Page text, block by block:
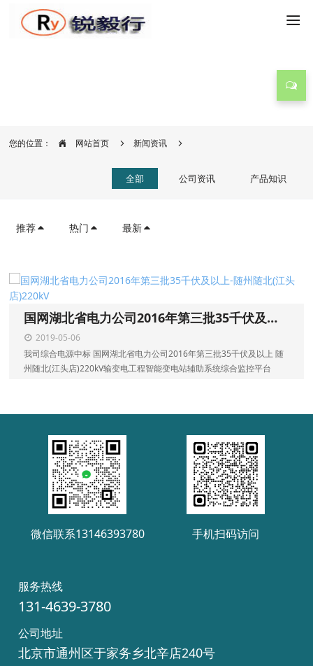
您的位置： 网站首页 新闻资讯
全部 公司资讯 产品知识
推荐 热门 最新
国网湖北省电力公司2016年第三批35千伏及以上-随州随北(江头店)220kV
2019-05-06
我司综合电源中标 国网湖北省电力公司2016年第三批35千伏及以上 随
州随北(江头店)220kV输变电工程智能变电站辅助系统综合监控平台
微信联系13146393780 手机扫码访问
服务热线
131-4639-3780
公司地址
北京市通州区于家务乡北辛店240号